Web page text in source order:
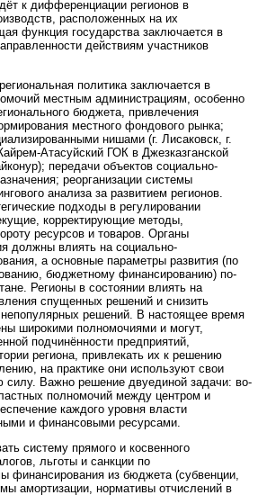
к дифференциации регионов в
расположенных на их
функция государства заключается в
действиям участников
политика заключается в
местным администрациям, особенно
бюджета, привлечения
местного фондового рынка;
нишами (г. Лисаковск, г.
Атасуйский ГОК в Джезказганской
передачи объектов социально-
реорганизации системы
анализа за развитием регионов.
подходы в регулировании
корректирующие методы,
ресурсов и товаров. Органы
должны влиять на социально-
а основные параметры развития (по
бюджетному финансированию) по-
Регионы в состоянии влиять на
спущенных решений и снизить
непопулярных решений. В настоящее время
широкими полномочиями и могут,
подчинённости предприятий,
региона, привлекать их к решению
на практике они используют свои
силу. Важно решение двуединой задачи: во-
полномочий между центром и
каждого уровня власти
и финансовыми ресурсами.
систему прямого и косвенного
льготы и санкции по
финансирования из бюджета (субвенции,
амортизации, нормативы отчислений в